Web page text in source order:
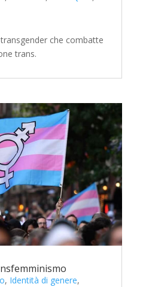
che combatte
trans.
, Identità di genere,